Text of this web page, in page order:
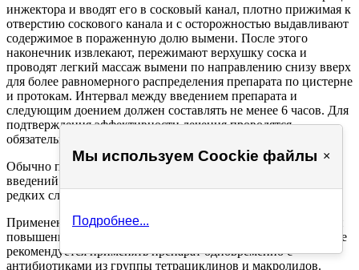
инжектора и вводят его в сосковый канал, плотно прижимая к
отверстию соскового канала и с осторожностью выдавливают
содержимое в пораженную долю вымени. После этого
наконечник извлекают, пережимают верхушку соска и
проводят легкий массаж вымени по направлению снизу вверх
для более равномерного распределения препарата по цистерне
и протокам. Интервал между введением препарата и
следующим доением должен составлять не менее 6 часов. Для
подтверждения эффективности лечения проводятся
обязательные контрольные тесты (пробы) на мастит.
Обычно при соблюдении рекомендованных доз и схем
введений препарата побочные действия не наблюдаются. В
редких случаях возможны аллергические реакции.
Применение витамаста противопоказано при установленной
повышенной чувствительности к компонентам препарата. Не
рекомендуется применять препарат одновременно с
антибиотиками из группы тетрациклинов и макролидов.
Мы используем Coockie файлы ×
Подробнее...